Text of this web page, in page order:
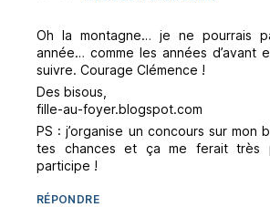
Oh la montagne… je ne pourrais
année… comme les années d’avant
suivre. Courage Clémence !
Des bisous,
fille-au-foyer.blogspot.com
PS : j’organise un concours sur mon
tes chances et ça me ferait très
participe !
RÉPONDRE